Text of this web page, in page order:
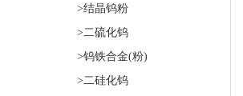
>结晶钨粉
>二硫化钨
>钨铁合金(粉)
>二硅化钨